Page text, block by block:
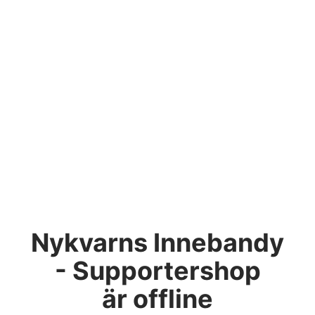
Nykvarns Innebandy
- Supportershop
är offline